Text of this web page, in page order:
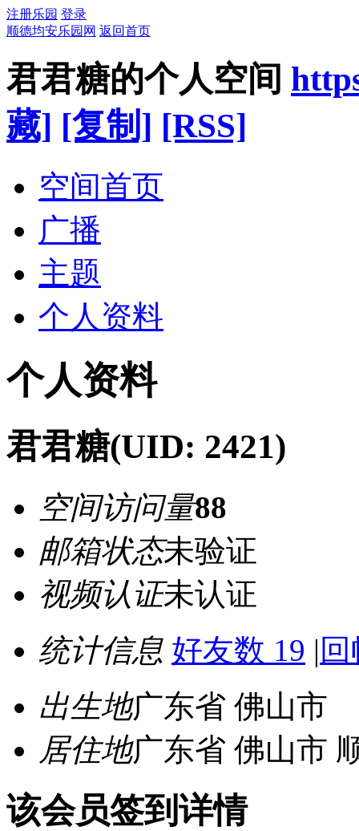
注册乐园 登录
顺德均安乐园网 返回首页
君君糖的个人空间
藏] [复制] [RSS]
空间首页
广播
主题
个人资料
个人资料
君君糖(UID: 2421)
空间访问量88
邮箱状态未验证
视频认证未认证
统计信息 好友数 19 |
出生地广东省 佛山市
居住地广东省 佛山市
该会员签到详情